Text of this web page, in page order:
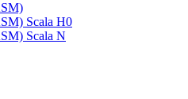
Scala H0
Scala N